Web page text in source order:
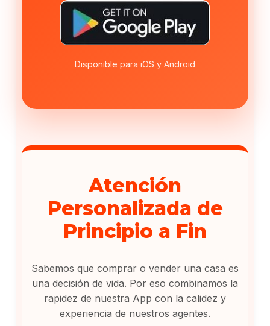
Disponible para iOS y Android
Atención
Personalizada de
Principio a Fin
Sabemos que comprar o vender una casa es
una decisión de vida. Por eso combinamos la
rapidez de nuestra App con la calidez y
experiencia de nuestros agentes.